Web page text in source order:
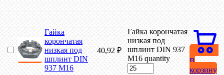
Гайка
корончатая
низкая под
шплинт DIN
937 М16
40,92 ₽
Гайка корончатая
низкая под
шплинт DIN 937
М16 quantity
В
корзину